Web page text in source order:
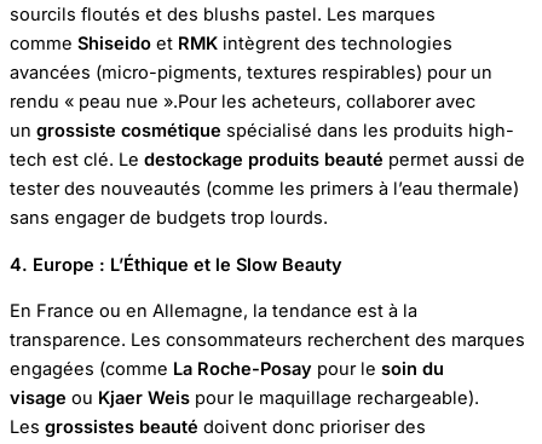
sourcils floutés et des blushs pastel. Les marques
comme Shiseido et RMK intègrent des technologies
avancées (micro-pigments, textures respirables) pour un
rendu « peau nue ».Pour les acheteurs, collaborer avec
un grossiste cosmétique spécialisé dans les produits high-
tech est clé. Le destockage produits beauté permet aussi de
tester des nouveautés (comme les primers à l’eau thermale)
sans engager de budgets trop lourds.
4. Europe : L’Éthique et le Slow Beauty
En France ou en Allemagne, la tendance est à la
transparence. Les consommateurs recherchent des marques
engagées (comme La Roche-Posay pour le soin du
visage ou Kjaer Weis pour le maquillage rechargeable).
Les grossistes beauté doivent donc prioriser des